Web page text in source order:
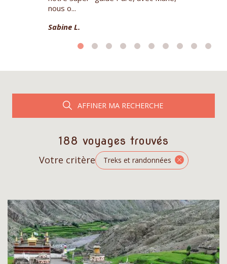
nous o...
Sabine L.
AFFINER MA RECHERCHE
188 voyages trouvés
Votre critère Treks et randonnées